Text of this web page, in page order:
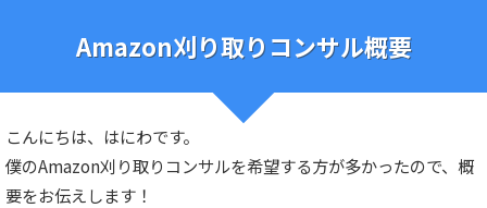
Amazon刈り取りコンサル概要
こんにちは、はにわです。
僕のAmazon刈り取りコンサルを希望する方が多かったので、概
要をお伝えします！